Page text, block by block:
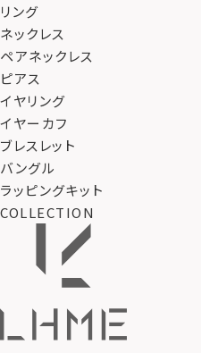
リング
ネックレス
ペアネックレス
ピアス
イヤリング
イヤーカフ
ブレスレット
バングル
ラッピングキット
COLLECTION